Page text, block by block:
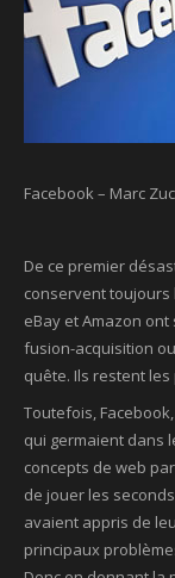
Facebook – Marc
De ce premier
conservent toujours
eBay et Amazon
fusion-acquisition
quête. Ils restent
Toutefois,
qui germaient dans
concepts de web
de jouer les
avaient appris de
principaux